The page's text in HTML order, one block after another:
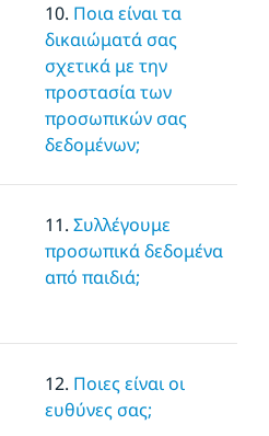
10. Ποια είναι τα
δικαιώματά σας
σχετικά με την
προστασία των
προσωπικών σας
δεδομένων;
11. Συλλέγουμε
προσωπικά δεδομένα
από παιδιά;
12. Ποιες είναι οι
ευθύνες σας;